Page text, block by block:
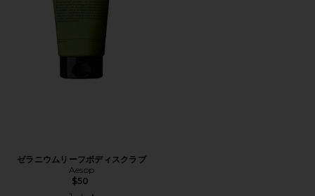
ゼラニウムリーフボディスクラブ
Aesop
$50